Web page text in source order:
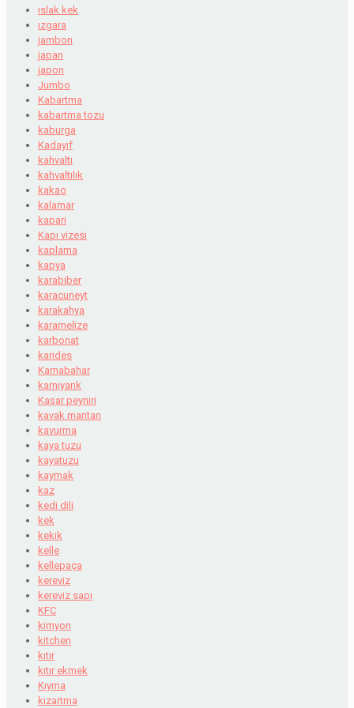
ıslak kek
ızgara
jambon
japan
japon
Jumbo
Kabartma
kabartma tozu
kaburga
Kadayıf
kahvaltı
kahvaltılık
kakao
kalamar
kapari
Kapı vizesi
kaplama
kapya
karabiber
karacuneyt
karakahya
karamelize
karbonat
karides
Karnabahar
karnıyarık
Kaşar peyniri
kavak mantarı
kavurma
kaya tuzu
kayatuzu
kaymak
kaz
kedi dili
kek
kekik
kelle
kellepaça
kereviz
kereviz sapı
KFC
kimyon
kitchen
kıtır
kıtır ekmek
Kıyma
kızartma